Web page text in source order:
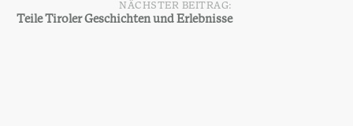
NÄCHSTER BEITRAG:
Teile Tiroler Geschichten und Erlebnisse